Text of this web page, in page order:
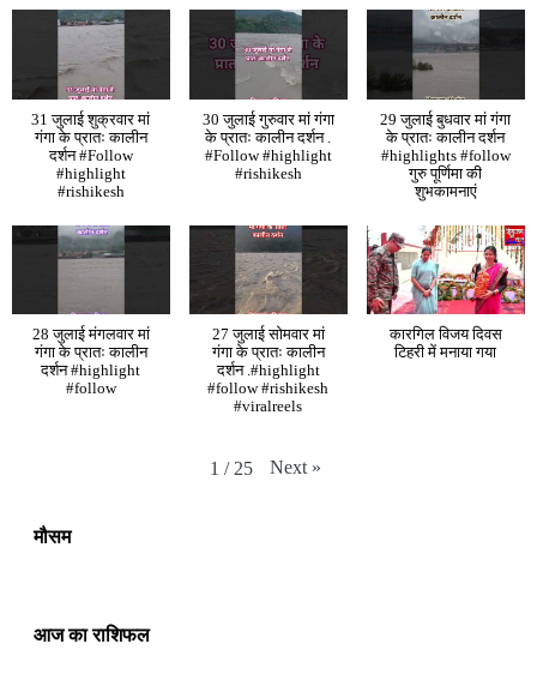
31 जुलाई शुक्रवार मां
गंगा के प्रातः कालीन
दर्शन #Follow
#highlight
#rishikesh
30 जुलाई गुरुवार मां गंगा
के प्रातः कालीन दर्शन .
#Follow #highlight
#rishikesh
29 जुलाई बुधवार मां गंगा
के प्रातः कालीन दर्शन
#highlights #follow
गुरु पूर्णिमा की
शुभकामनाएं
28 जुलाई मंगलवार मां
गंगा के प्रातः कालीन
दर्शन #highlight
#follow
27 जुलाई सोमवार मां
गंगा के प्रातः कालीन
दर्शन .#highlight
#follow #rishikesh
#viralreels
कारगिल विजय दिवस
टिहरी में मनाया गया
1 / 25 Next »
मौसम
आज का राशिफल